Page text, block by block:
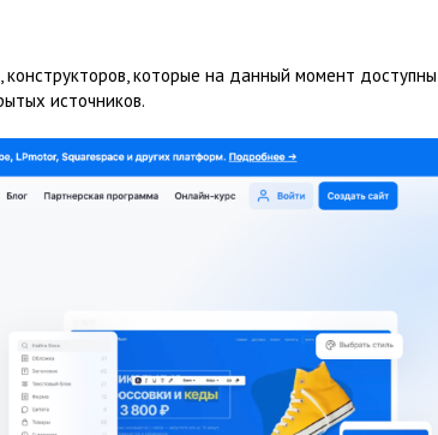
конструкторов, которые на данный момент доступны
источников.